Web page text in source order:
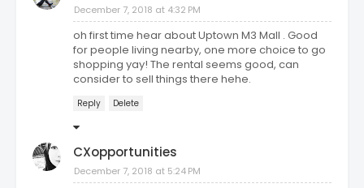
December 7, 2018 at 4:32 PM
oh first time hear about Uptown M3 Mall . Good
for people living nearby, one more choice to go
shopping yay! The rental seems good, can
consider to sell things there hehe.
Reply Delete
CXopportunities
December 7, 2018 at 5:24 PM